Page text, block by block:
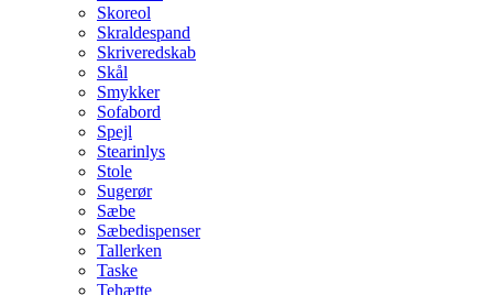
Skoreol
Skraldespand
Skriveredskab
Skål
Smykker
Sofabord
Spejl
Stearinlys
Stole
Sugerør
Sæbe
Sæbedispenser
Tallerken
Taske
Tehætte